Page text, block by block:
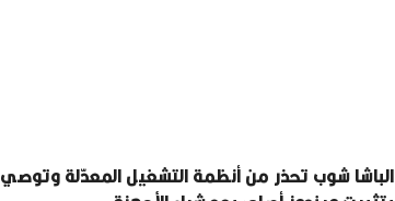
الباشا شوب تحذر من أنظمة التشغيل المعدّلة وتوصي